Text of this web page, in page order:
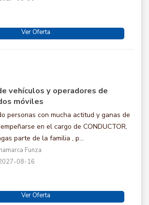
Ver Oferta
vehículos y operadores de
móviles
personas con mucha actitud y ganas de
en el cargo de CONDUCTOR,
parte de la familia , p...
Funza
08-16
Ver Oferta